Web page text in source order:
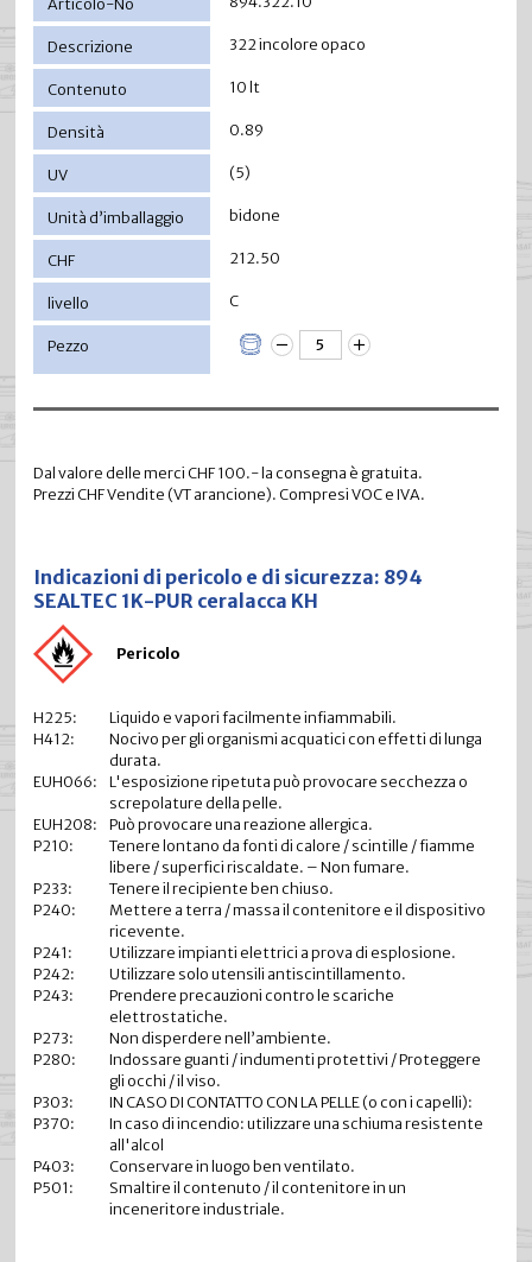
322 incolore opaco
10 lt
0.89
(5)
bidone
212.50
C
Dal valore delle merci CHF 100.- la consegna è gratuita.
Prezzi CHF Vendite (VT arancione). Compresi VOC e IVA.
Indicazioni di pericolo e di sicurezza: 894
SEALTEC 1K-PUR ceralacca KH
Pericolo
H225:
Liquido e vapori facilmente infiammabili.
H412:
Nocivo per gli organismi acquatici con effetti di lunga
durata.
EUH066:
L'esposizione ripetuta può provocare secchezza o
screpolature della pelle.
EUH208:
Può provocare una reazione allergica.
P210:
Tenere lontano da fonti di calore / scintille / fiamme
libere / superfici riscaldate. – Non fumare.
P233:
Tenere il recipiente ben chiuso.
P240:
Mettere a terra / massa il contenitore e il dispositivo
ricevente.
P241:
Utilizzare impianti elettrici a prova di esplosione.
P242:
Utilizzare solo utensili antiscintillamento.
P243:
Prendere precauzioni contro le scariche
elettrostatiche.
P273:
Non disperdere nell’ambiente.
P280:
Indossare guanti / indumenti protettivi / Proteggere
gli occhi / il viso.
P303:
IN CASO DI CONTATTO CON LA PELLE (o con i capelli):
P370:
In caso di incendio: utilizzare una schiuma resistente
all'alcol
P403:
Conservare in luogo ben ventilato.
P501:
Smaltire il contenuto / il contenitore in un
inceneritore industriale.